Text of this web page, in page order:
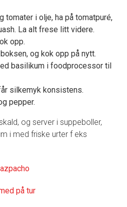
tomater i olje, ha på tomatpuré,
La alt frese litt videre.
opp.
og kok opp på nytt.
basilikum i foodprocessor til
silkemyk konsistens.
pepper.
og server i suppeboller,
i med friske urter f eks
på tur